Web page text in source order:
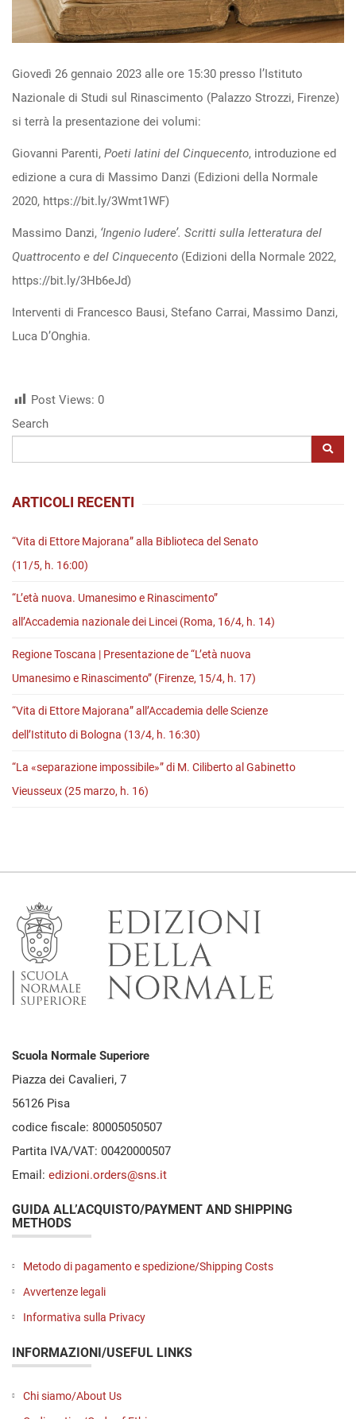
Open
Giovedì 26 gennaio 2023 alle ore 15:30 presso l’Istituto
Nazionale di Studi sul Rinascimento (Palazzo Strozzi, Firenze)
si terrà la presentazione dei volumi:
Giovanni Parenti, Poeti latini del Cinquecento, introduzione ed
edizione a cura di Massimo Danzi (Edizioni della Normale
2020, https://bit.ly/3Wmt1WF)
Massimo Danzi, ‘Ingenio ludere’. Scritti sulla letteratura del
Quattrocento e del Cinquecento (Edizioni della Normale 2022,
https://bit.ly/3Hb6eJd)
Interventi di Francesco Bausi, Stefano Carrai, Massimo Danzi,
Luca D’Onghia.
Post Views: 0
Search
ARTICOLI RECENTI
“Vita di Ettore Majorana” alla Biblioteca del Senato
(11/5, h. 16:00)
“L’età nuova. Umanesimo e Rinascimento”
all’Accademia nazionale dei Lincei (Roma, 16/4, h. 14)
Regione Toscana | Presentazione de “L’età nuova
Umanesimo e Rinascimento” (Firenze, 15/4, h. 17)
“Vita di Ettore Majorana” all’Accademia delle Scienze
dell’Istituto di Bologna (13/4, h. 16:30)
“La «separazione impossibile»” di M. Ciliberto al Gabinetto
Vieusseux (25 marzo, h. 16)
Scuola Normale Superiore
Piazza dei Cavalieri, 7
56126 Pisa
codice fiscale: 80005050507
Partita IVA/VAT: 00420000507
Email: edizioni.orders@sns.it
GUIDA ALL’ACQUISTO/PAYMENT AND SHIPPING
METHODS
Metodo di pagamento e spedizione/Shipping Costs
Avvertenze legali
Informativa sulla Privacy
INFORMAZIONI/USEFUL LINKS
Chi siamo/About Us